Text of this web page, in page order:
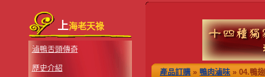
上海老天祿
滷鴨舌頭傳奇
歷史介紹 產品訂購 » 鴨肉滷味 » 04.鴨